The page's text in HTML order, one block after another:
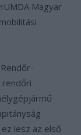
Magyar
lesz az első